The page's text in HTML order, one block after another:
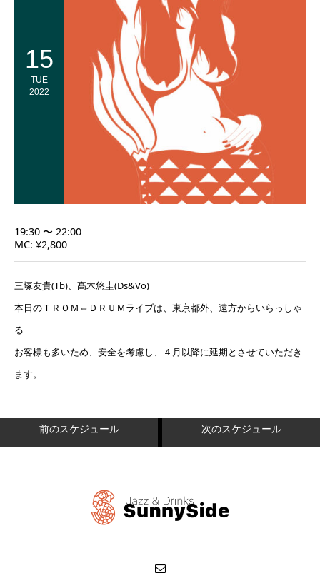
15
TUE
2022
19:30 〜 22:00
MC: ¥2,800
三塚友貴(Tb)、髙木悠圭(Ds&Vo)
本日のＴＲＯＭ⇔ＤＲＵＭライブは、東京都外、遠方からいらっしゃ
る
お客様も多いため、安全を考慮し、４月以降に延期とさせていただき
ます。
前のスケジュール 次のスケジュール